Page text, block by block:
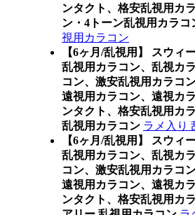
ンタクト、格安乱視用カ
ン・4トーン乱視用カラコ
視用カラコン
【6ヶ月/乱視用】 スウィ
乱視用カラコン、乱視カ
コン、激安乱視用カラコ
遠視用カラコン、遠視カ
ンタクト、格安乱視用カ
乱視用カラコン ラメ入り
【6ヶ月/乱視用】 スウィ
乱視用カラコン、乱視カ
コン、激安乱視用カラコ
遠視用カラコン、遠視カ
ンタクト、格安乱視用カ